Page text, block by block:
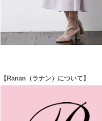
【Ranan（ラナン）について】